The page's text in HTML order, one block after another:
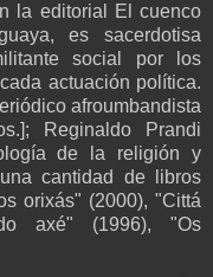
la editorial El cuenco
es sacerdotisa
social por los
actuación política.
afroumbandista
Reginaldo Prandi
de la religión y
cantidad de libros
orixás" (2000), "Cittá
axé" (1996), "Os